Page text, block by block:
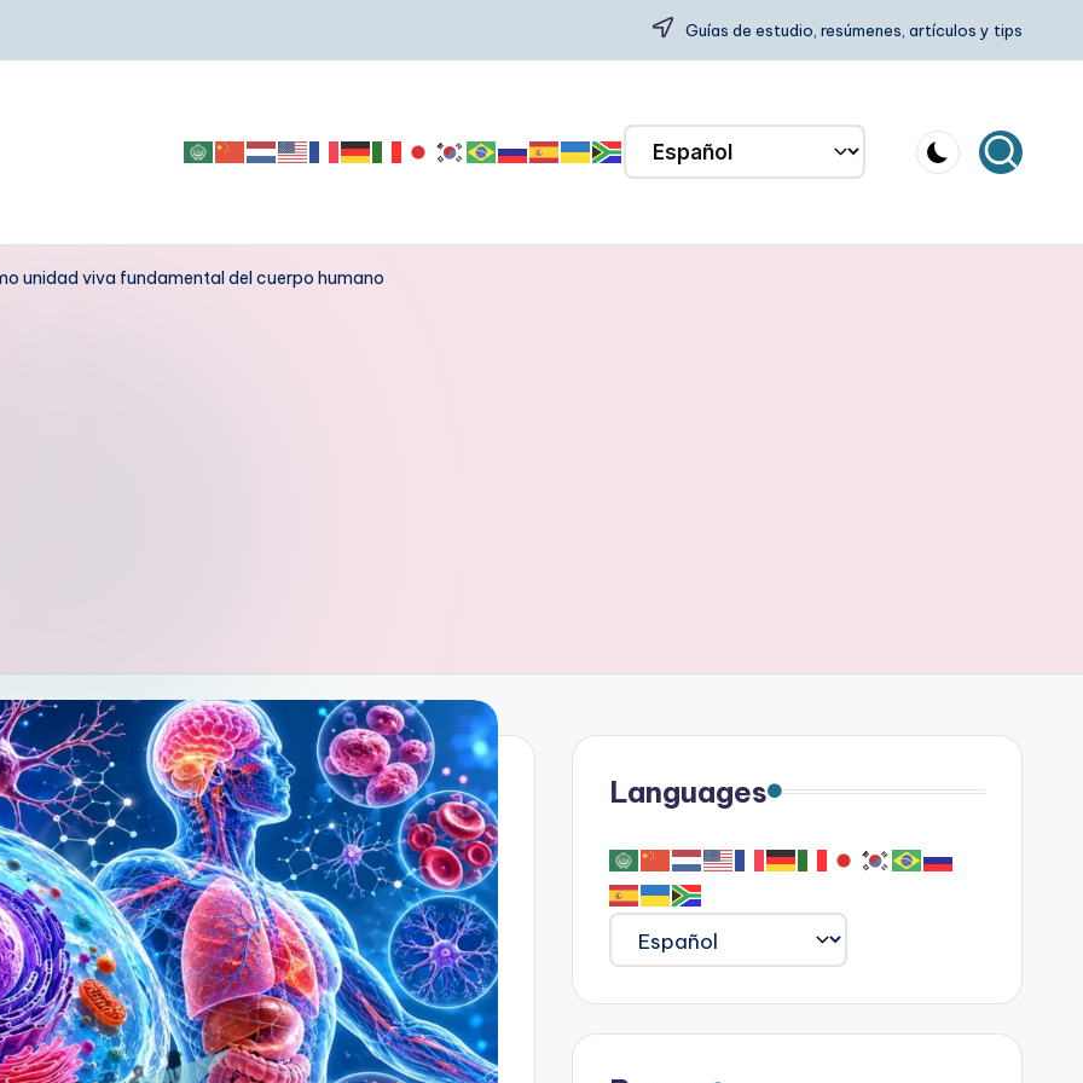
Guías de estudio, resúmenes, artículos y tips
unidad viva fundamental del cuerpo humano
Languages